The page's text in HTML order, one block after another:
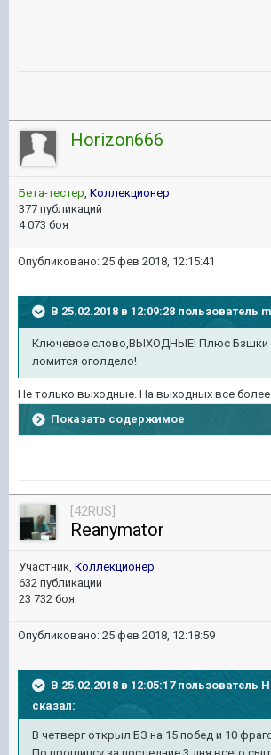
Horizon666
Бета-тестер, Коллекционер
377 публикаций
4 073 боя
Опубликовано: 25 фев 2018, 12:15:41
В 25.02.2018 в 12:09:28 пользователь
Ключевое слово,ВЫХОДНЫЕ! Плюс Бзшки
ломится оголдело!
Не только выходные. На выходных все
Показать содержимое
[42RUS]
Reanymator
Участник, Коллекционер
632 публикации
23 732 боя
Опубликовано: 25 фев 2018, 12:18:59
В 25.02.2018 в 12:05:17 пользователь
сказал:
В четверг открыл БЗ на 15 побед и 10